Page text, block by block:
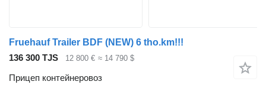
Fruehauf Trailer BDF (NEW) 6 tho.km!!!
136 300 TJS
12 800 € ≈ 14 790 $
Прицеп контейнеровоз